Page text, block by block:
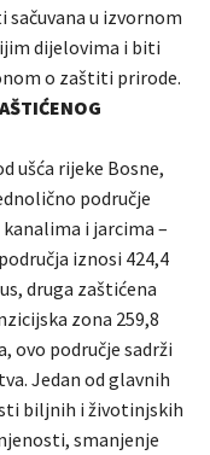
u izvornom
dijelovima i biti
o zaštiti prirode.
ušća rijeke Bosne,
područje
i jarcima –
iznosi 424,4
druga zaštićena
zona 259,8
ovo područje sadrži
Jedan od glavnih
biljnih i životinjskih
smanjenje